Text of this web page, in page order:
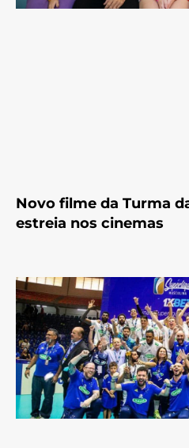
Novo filme da Turma
estreia nos cinemas